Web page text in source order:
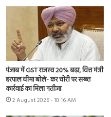
पंजाब में GST राजस्व 20% बढ़ा, वित्त मंत्री
हरपाल चीमा बोले- कर चोरी पर सख्त
कार्रवाई का मिला नतीजा
2 August 2026 - 10:16 AM